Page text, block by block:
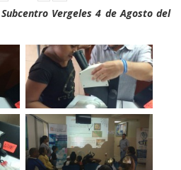
Vergeles 4 de Agosto del